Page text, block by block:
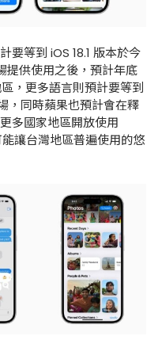
等到 iOS 18.1 版本於今
提供使用之後，預計年底
，更多語言則預計要等到
，同時蘋果也預計會在釋
多國家地區開放使用
讓台灣地區普遍使用的悠